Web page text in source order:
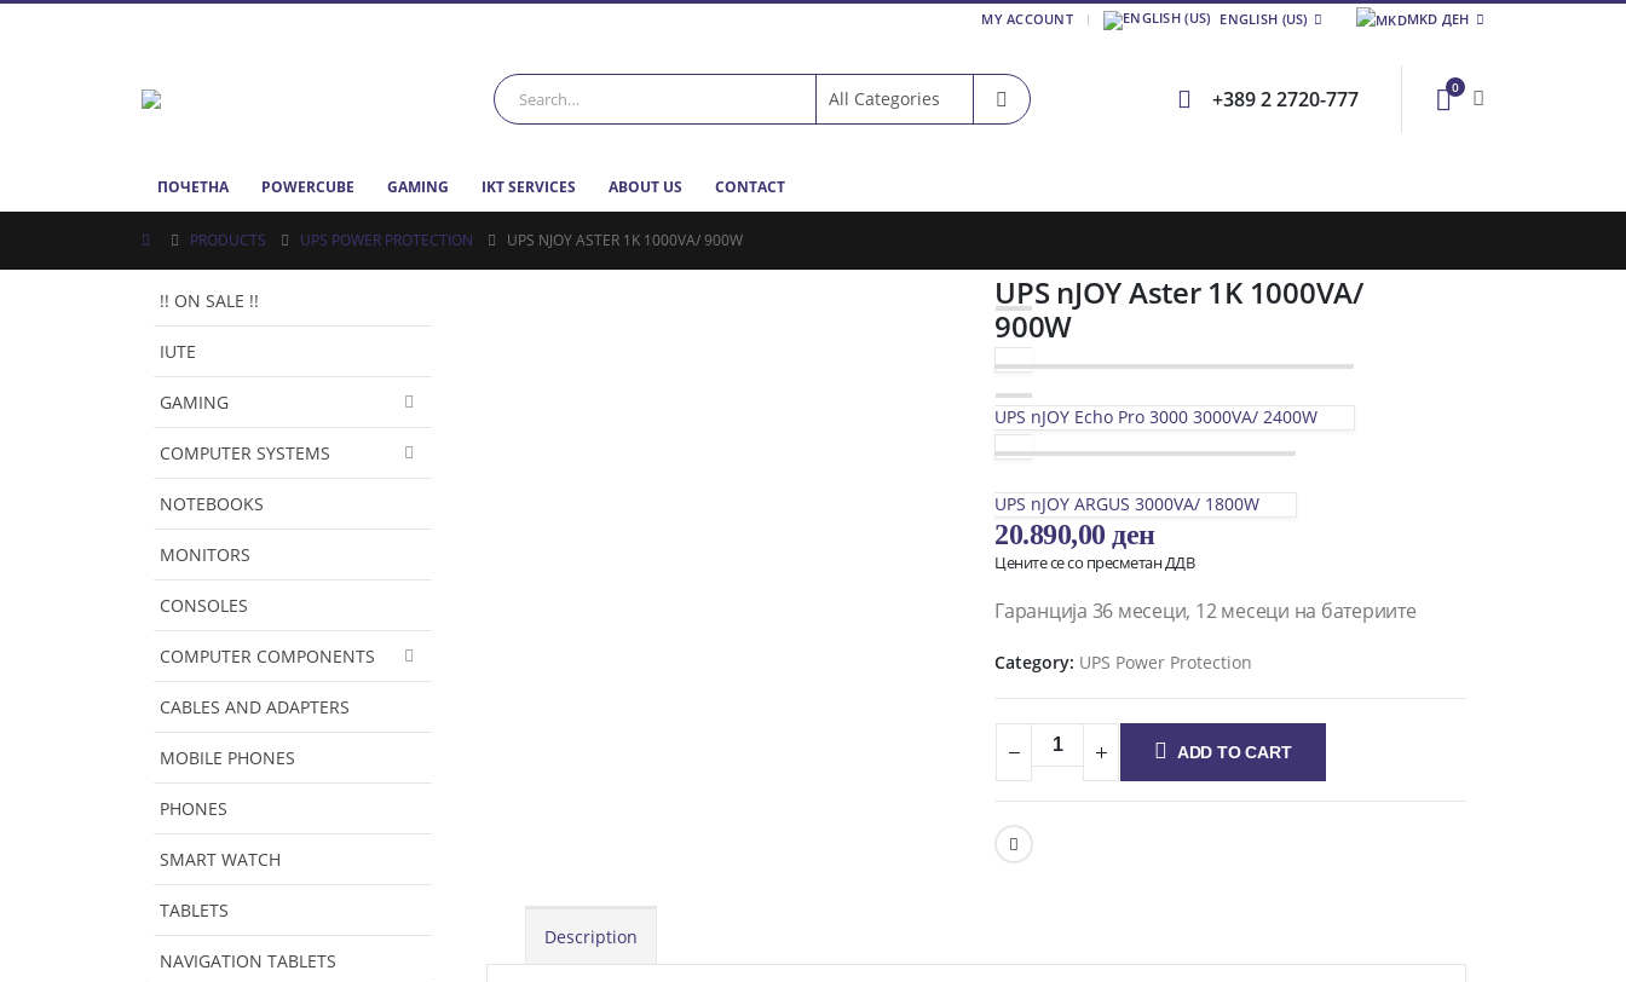
MY ACCOUNT ENGLISH (US) MKD ДЕН
+389 2 2720-777 0
ПОЧЕТНА POWERCUBE GAMING IKT SERVICES ABOUT US CONTACT
PRODUCTS UPS POWER PROTECTION UPS NJOY ASTER 1K 1000VA/ 900W
UPS nJOY Aster 1K 1000VA/
900W
UPS nJOY Echo Pro 3000 3000VA/ 2400W
UPS nJOY ARGUS 3000VA/ 1800W
20.890,00 ден
Цените се со пресметан ДДВ
Гаранција 36 месеци, 12 месеци на батериите
Category: UPS Power Protection
ADD TO CART
Description
!! ON SALE !!
IUTE
GAMING
COMPUTER SYSTEMS
NOTEBOOKS
MONITORS
CONSOLES
COMPUTER COMPONENTS
CABLES AND ADAPTERS
MOBILE PHONES
PHONES
SMART WATCH
TABLETS
NAVIGATION TABLETS